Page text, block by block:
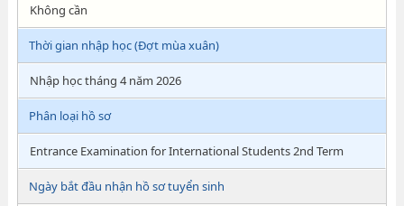
Không cần
Thời gian nhập học (Đợt mùa xuân)
Nhập học tháng 4 năm 2026
Phân loại hồ sơ
Entrance Examination for International Students 2nd Term
Ngày bắt đầu nhận hồ sơ tuyển sinh